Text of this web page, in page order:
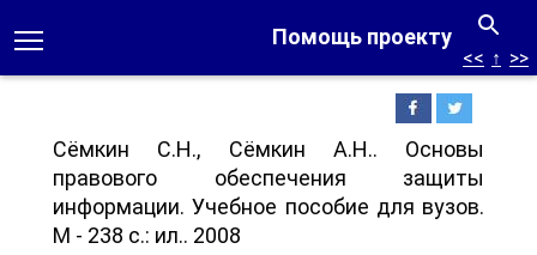
Помощь проекту
<< ↑ >>
Сёмкин С.Н., Сёмкин А.Н.. Основы
правового обеспечения защиты
информации. Учебное пособие для вузов.
М - 238 с.: ил.. 2008